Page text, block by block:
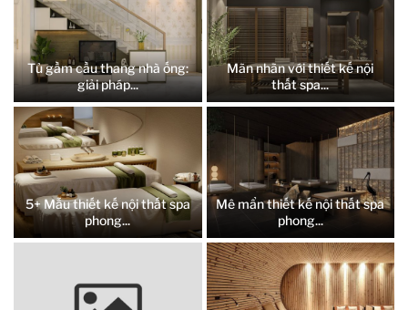
Tủ gầm cầu thang nhà ống:
giải pháp...
Mãn nhãn với thiết kế nội
thất spa...
5+ Mẫu thiết kế nội thất spa
phong...
Mê mẩn thiết kế nội thất spa
phong...